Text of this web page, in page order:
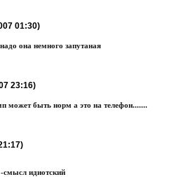
01:30)
она немного запутаная
23:16)
может быть норм а это на телефон.......
-смысл идиотский